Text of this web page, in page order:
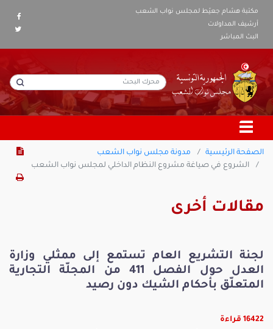
مكتبة هشام جعيّط لمجلس نواب الشعب
أرشيف المداولات
البث المباشر
الصفحة الرئيسية
مدونة مجلس نواب الشعب
الشروع في صياغة مشروع النظام الداخلي لمجلس نواب الشعب
مقالات أخرى
لجنة التشريع العام تستمع إلى ممثلي وزارة
العدل حول الفصل 411 من المجلّة التجارية
المتعلّق بأحكام الشيك دون رصيد
16422 قراءة